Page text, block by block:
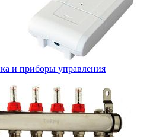
и приборы управления